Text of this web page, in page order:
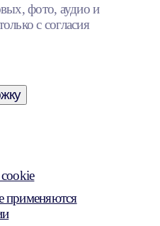
фото, аудио и
с согласия
применяются